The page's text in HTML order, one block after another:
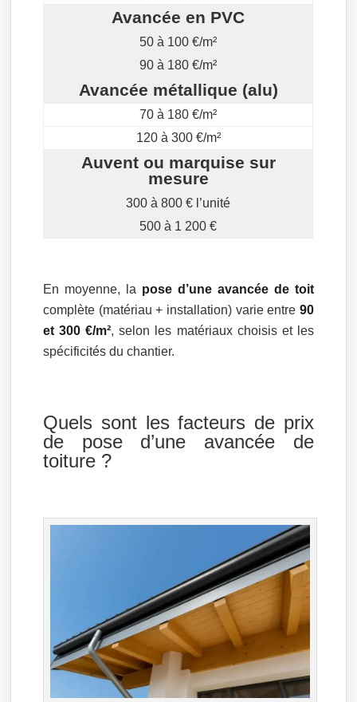
Avancée en PVC
50 à 100 €/m²
90 à 180 €/m²
Avancée métallique (alu)
70 à 180 €/m²
120 à 300 €/m²
Auvent ou marquise sur
mesure
300 à 800 € l’unité
500 à 1 200 €
En moyenne, la pose d’une avancée de toit
complète (matériau + installation) varie entre 90
et 300 €/m², selon les matériaux choisis et les
spécificités du chantier.
Quels sont les facteurs de prix
de pose d’une avancée de
toiture ?